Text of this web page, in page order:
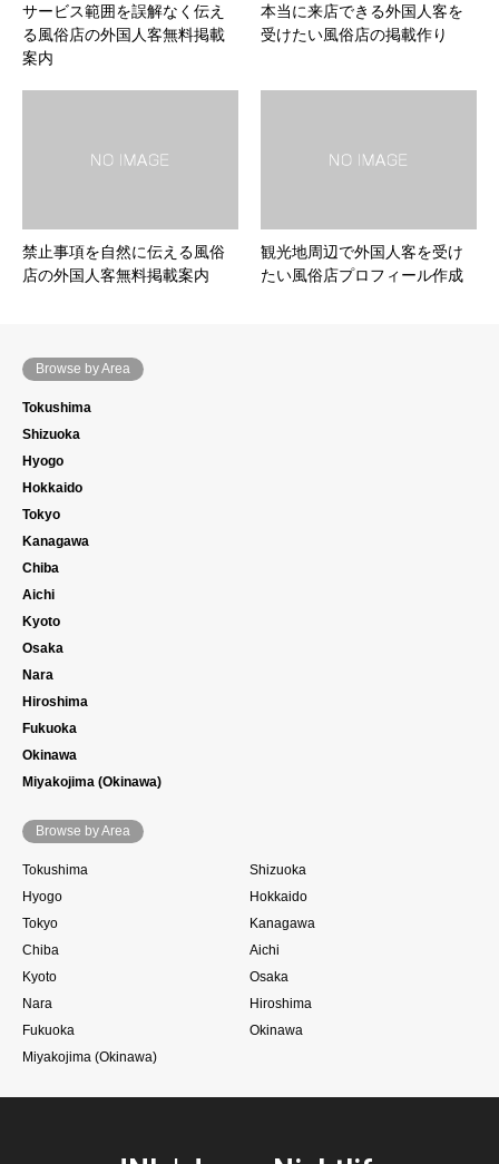
サービス範囲を誤解なく伝え
る風俗店の外国人客無料掲載
案内
本当に来店できる外国人客を
受けたい風俗店の掲載作り
禁止事項を自然に伝える風俗
店の外国人客無料掲載案内
観光地周辺で外国人客を受け
たい風俗店プロフィール作成
Browse by Area
Tokushima
Shizuoka
Hyogo
Hokkaido
Tokyo
Kanagawa
Chiba
Aichi
Kyoto
Osaka
Nara
Hiroshima
Fukuoka
Okinawa
Miyakojima (Okinawa)
Browse by Area
Tokushima
Shizuoka
Hyogo
Hokkaido
Tokyo
Kanagawa
Chiba
Aichi
Kyoto
Osaka
Nara
Hiroshima
Fukuoka
Okinawa
Miyakojima (Okinawa)